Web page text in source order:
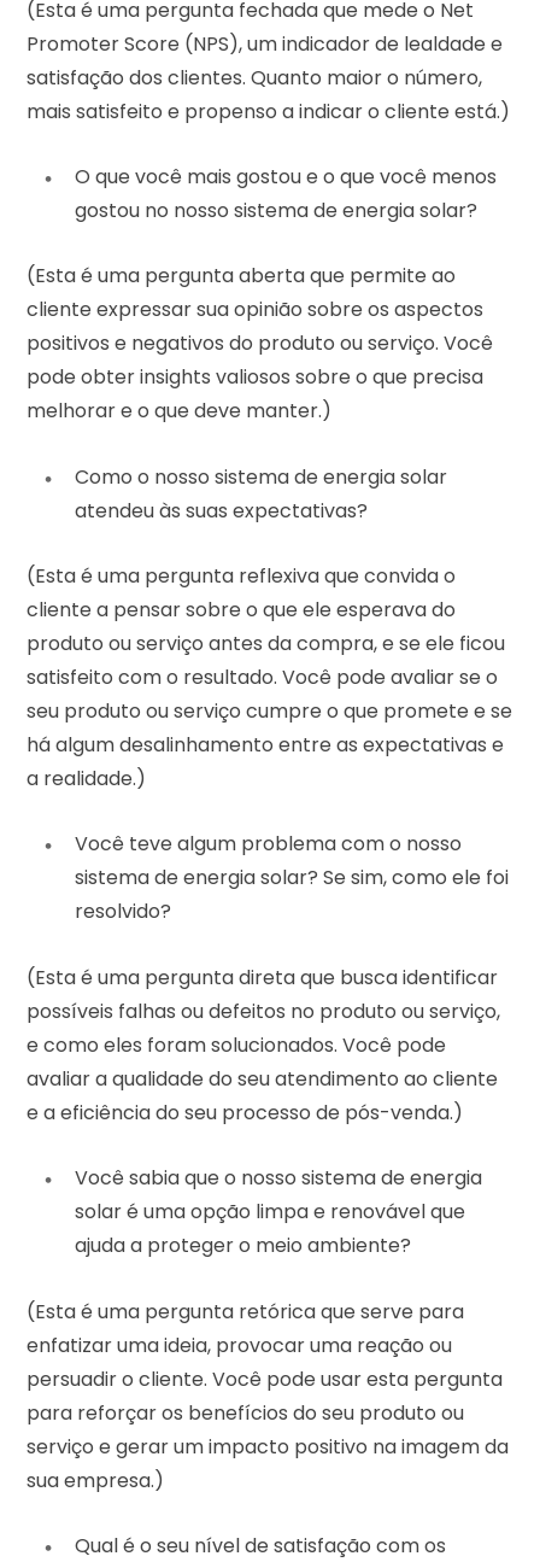
(Esta é uma pergunta fechada que mede o Net
Promoter Score (NPS), um indicador de lealdade e
satisfação dos clientes. Quanto maior o número,
mais satisfeito e propenso a indicar o cliente está.)
O que você mais gostou e o que você menos
gostou no nosso sistema de energia solar?
(Esta é uma pergunta aberta que permite ao
cliente expressar sua opinião sobre os aspectos
positivos e negativos do produto ou serviço. Você
pode obter insights valiosos sobre o que precisa
melhorar e o que deve manter.)
Como o nosso sistema de energia solar
atendeu às suas expectativas?
(Esta é uma pergunta reflexiva que convida o
cliente a pensar sobre o que ele esperava do
produto ou serviço antes da compra, e se ele ficou
satisfeito com o resultado. Você pode avaliar se o
seu produto ou serviço cumpre o que promete e se
há algum desalinhamento entre as expectativas e
a realidade.)
Você teve algum problema com o nosso
sistema de energia solar? Se sim, como ele foi
resolvido?
(Esta é uma pergunta direta que busca identificar
possíveis falhas ou defeitos no produto ou serviço,
e como eles foram solucionados. Você pode
avaliar a qualidade do seu atendimento ao cliente
e a eficiência do seu processo de pós-venda.)
Você sabia que o nosso sistema de energia
solar é uma opção limpa e renovável que
ajuda a proteger o meio ambiente?
(Esta é uma pergunta retórica que serve para
enfatizar uma ideia, provocar uma reação ou
persuadir o cliente. Você pode usar esta pergunta
para reforçar os benefícios do seu produto ou
serviço e gerar um impacto positivo na imagem da
sua empresa.)
Qual é o seu nível de satisfação com os